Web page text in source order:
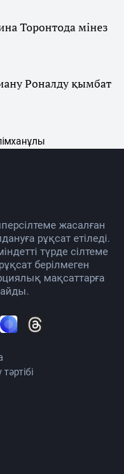
Торонтода мінез
Роналду қымбат
жасалған
рұқсат етіледі.
түрде сілтеме
берілмеген
мақсаттарға